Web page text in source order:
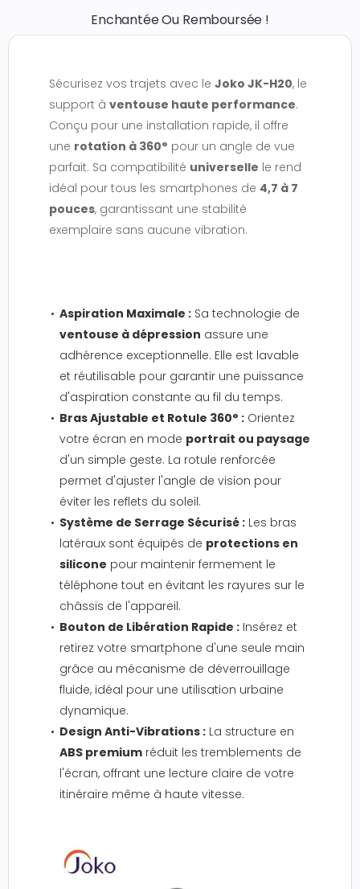
Enchantée Ou Remboursée !
Sécurisez vos trajets avec le Joko JK-H20, le
support à ventouse haute performance.
Conçu pour une installation rapide, il offre
une rotation à 360° pour un angle de vue
parfait. Sa compatibilité universelle le rend
idéal pour tous les smartphones de 4,7 à 7
pouces, garantissant une stabilité
exemplaire sans aucune vibration.
Aspiration Maximale : Sa technologie de
ventouse à dépression assure une
adhérence exceptionnelle. Elle est lavable
et réutilisable pour garantir une puissance
d'aspiration constante au fil du temps.
Bras Ajustable et Rotule 360° : Orientez
votre écran en mode portrait ou paysage
d'un simple geste. La rotule renforcée
permet d'ajuster l'angle de vision pour
éviter les reflets du soleil.
Système de Serrage Sécurisé : Les bras
latéraux sont équipés de protections en
silicone pour maintenir fermement le
téléphone tout en évitant les rayures sur le
châssis de l'appareil.
Bouton de Libération Rapide : Insérez et
retirez votre smartphone d'une seule main
grâce au mécanisme de déverrouillage
fluide, idéal pour une utilisation urbaine
dynamique.
Design Anti-Vibrations : La structure en
ABS premium réduit les tremblements de
l'écran, offrant une lecture claire de votre
itinéraire même à haute vitesse.